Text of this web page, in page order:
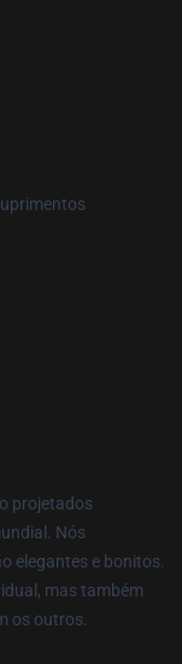
projetados
Nós
elegantes e bonitos.
mas também
os outros.